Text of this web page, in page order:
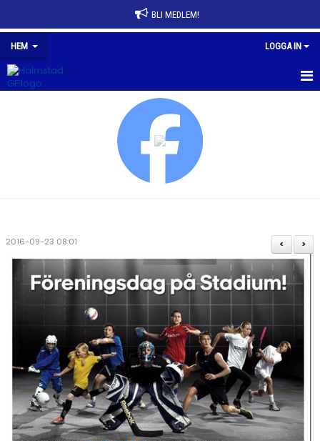
BLI MEDLEM!
HEM LOGGA IN
SPONSRING
HALMSTAD GF HALLEN
HALMSTAD TRUPPCUP
>
<
2016-09-23 08:01